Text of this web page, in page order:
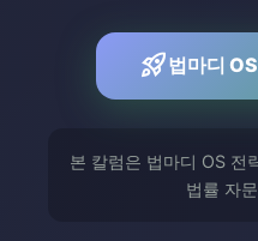
rocket_launch법마디
본 칼럼은 법마디 OS 전
법률 자